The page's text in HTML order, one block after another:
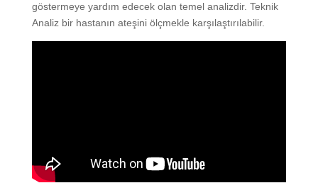
göstermeye yardım edecek olan temel analizdir. Teknik
Analiz bir hastanın ateşini ölçmekle karşılaştırılabilir.